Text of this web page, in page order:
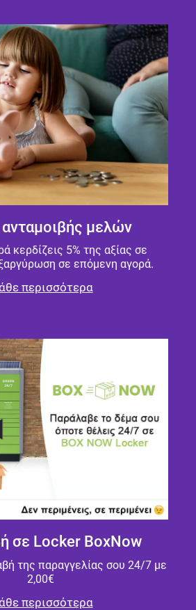
μελών
κερδίζεις 5% της αξίας σε
σε επόμενη αγορά.
περισσότερα
σε Locker BoxNow
της παραγγελίας σου 24/7 με
2,00€
περισσότερα